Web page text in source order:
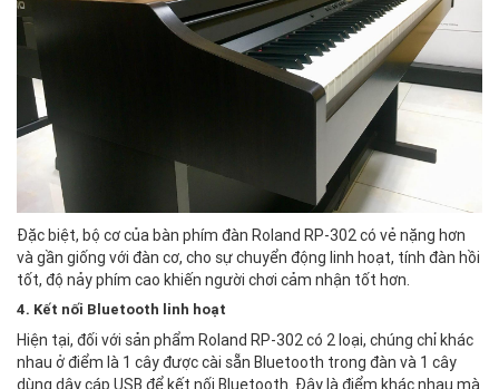
Đặc biệt, bộ cơ của bàn phím đàn Roland RP-302 có vẻ nặng hơn
và gần giống với đàn cơ, cho sự chuyển động linh hoạt, tính đàn hồi
tốt, độ nảy phím cao khiến người chơi cảm nhận tốt hơn.
4. Kết nối Bluetooth linh hoạt
Hiện tại, đối với sản phẩm Roland RP-302 có 2 loại, chúng chỉ khác
nhau ở điểm là 1 cây được cài sẵn Bluetooth trong đàn và 1 cây
dùng dây cáp USB để kết nối Bluetooth. Đây là điểm khác nhau mà